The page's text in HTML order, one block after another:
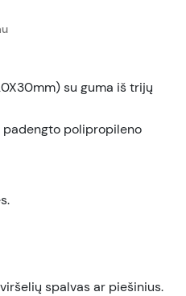
su guma iš trijų
padengto polipropileno
spalvas ar piešinius.